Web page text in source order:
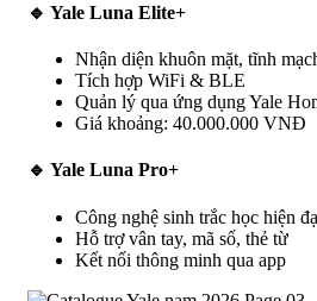
🔹 Yale Luna Elite+
Nhận diện khuôn mặt, tĩnh
Tích hợp WiFi & BLE
Quản lý qua ứng dụng Yale
Giá khoảng: 40.000.000 VNĐ
🔹 Yale Luna Pro+
Công nghệ sinh trắc học hiện
Hỗ trợ vân tay, mã số, thẻ từ
Kết nối thông minh qua app